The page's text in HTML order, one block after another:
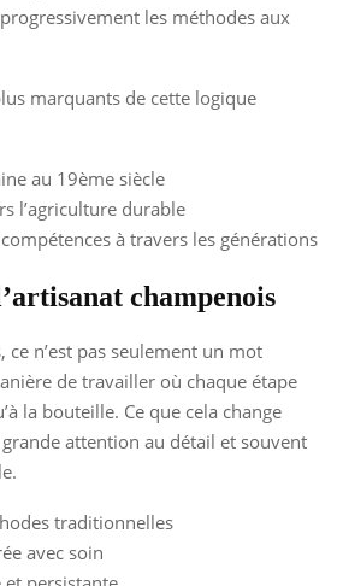
les méthodes aux
marquants de cette logique
au 19ème siècle
l’agriculture durable
à travers les générations
champenois
ce n’est pas seulement un mot
de travailler où chaque étape
la bouteille. Ce que cela change
attention au détail et souvent
traditionnelles
avec soin